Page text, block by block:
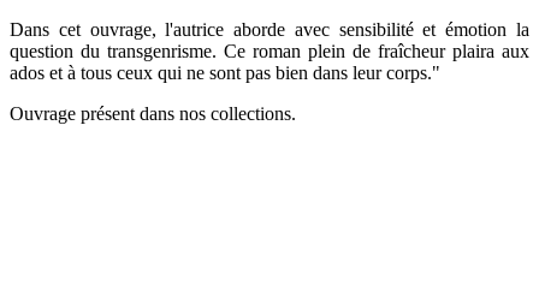
Dans cet ouvrage, l'autrice aborde avec sensibilité et émotion la
question du transgenrisme. Ce roman plein de fraîcheur plaira aux
ados et à tous ceux qui ne sont pas bien dans leur corps."
Ouvrage présent dans nos collections.